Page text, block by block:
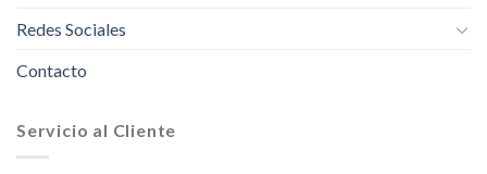
Redes Sociales
Contacto
Servicio al Cliente